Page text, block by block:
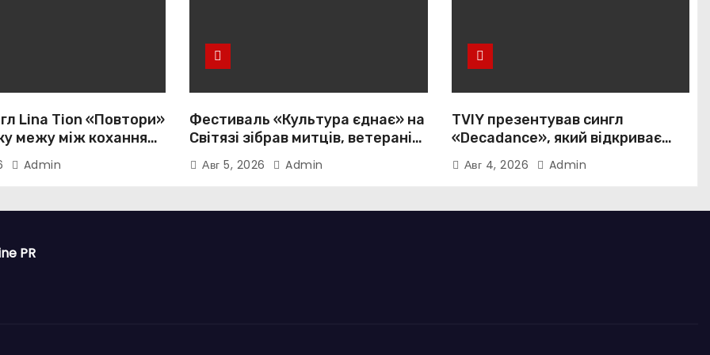
Lina Tion «Повтори»
межу між коханням,
та нав’язливою
Admin
Фестиваль «Культура єднає» на
Світязі зібрав митців, ветеранів і
громади з усієї України
Авг 5, 2026 Admin
TVIY презентував сингл
«Decadance», який відкриває
нову сторінку українського
нуар-попу
Авг 4, 2026 Admin
PR